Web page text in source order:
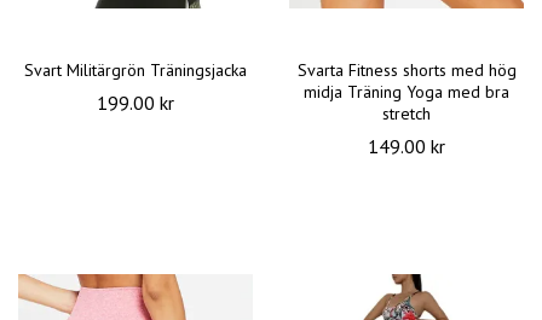
Svart Militärgrön Träningsjacka
199.00 kr
Svarta Fitness shorts med hög
midja Träning Yoga med bra
stretch
149.00 kr